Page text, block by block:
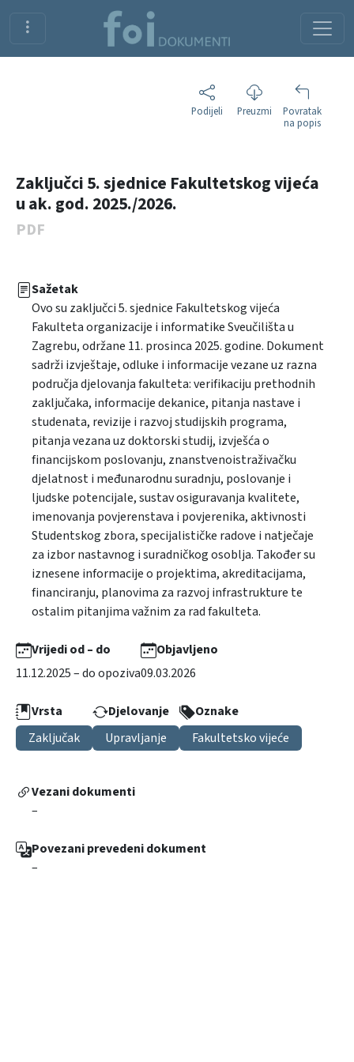
Podijeli Preuzmi
Povratak
na popis
Zaključci 5. sjednice Fakultetskog vijeća
u ak. god. 2025./2026.
PDF
Sažetak
Ovo su zaključci 5. sjednice Fakultetskog vijeća
Fakulteta organizacije i informatike Sveučilišta u
Zagrebu, održane 11. prosinca 2025. godine. Dokument
sadrži izvještaje, odluke i informacije vezane uz razna
područja djelovanja fakulteta: verifikaciju prethodnih
zaključaka, informacije dekanice, pitanja nastave i
studenata, revizije i razvoj studijskih programa,
pitanja vezana uz doktorski studij, izvješća o
financijskom poslovanju, znanstvenoistraživačku
djelatnost i međunarodnu suradnju, poslovanje i
ljudske potencijale, sustav osiguravanja kvalitete,
imenovanja povjerenstava i povjerenika, aktivnosti
Studentskog zbora, specijalističke radove i natječaje
za izbor nastavnog i suradničkog osoblja. Također su
iznesene informacije o projektima, akreditacijama,
financiranju, planovima za razvoj infrastrukture te
ostalim pitanjima važnim za rad fakulteta.
Vrijedi od – do
11.12.2025 – do opoziva
Objavljeno
09.03.2026
Vrsta
Zaključak
Djelovanje
Upravljanje
Oznake
Fakultetsko vijeće
Vezani dokumenti
–
Povezani prevedeni dokument
–